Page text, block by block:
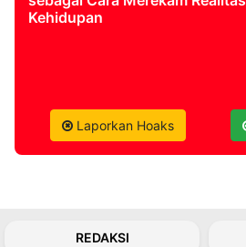
2026Kehidupan
Laporkan Hoaks
REDAKSI